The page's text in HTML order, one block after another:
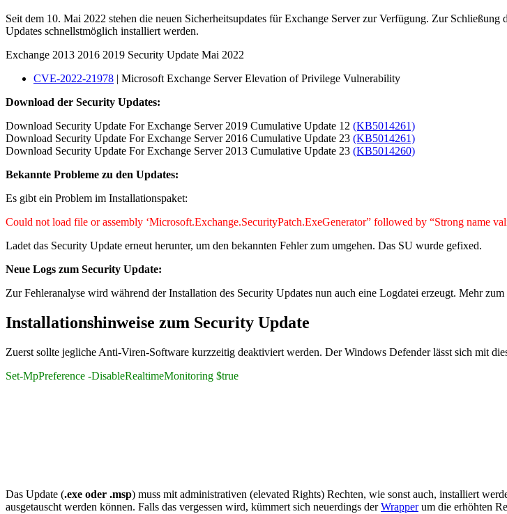
Seit dem 10. Mai 2022 stehen die neuen Sicherheitsupdates für Exchange Server zur Verfügung. Zur
Updates schnellstmöglich installiert werden.
Exchange 2013 2016 2019 Security Update Mai 2022
CVE-2022-21978 | Microsoft Exchange Server Elevation of Privilege Vulnerability
Download der Security Updates:
Download Security Update For Exchange Server 2019 Cumulative Update 12 (KB5014261)
Download Security Update For Exchange Server 2016 Cumulative Update 23 (KB5014261)
Download Security Update For Exchange Server 2013 Cumulative Update 23 (KB5014260)
Bekannte Probleme zu den Updates:
Es gibt ein Problem im Installationspaket:
Could not load file or assembly ‘Microsoft.Exchange.SecurityPatch.ExeGenerator” followed by “Strong name
Ladet das Security Update erneut herunter, um den bekannten Fehler zum umgehen. Das SU wurde gefixed.
Neue Logs zum Security Update:
Zur Fehleranalyse wird während der Installation des Security Updates nun auch eine Logdatei erzeugt. Mehr zum
Installationshinweise zum Security Update
Zuerst sollte jegliche Anti-Viren-Software kurzzeitig deaktiviert werden. Der Windows Defender lässt sich mit
Set-MpPreference -DisableRealtimeMonitoring $true
Das Update (.exe oder .msp) muss mit administrativen (elevated Rights) Rechten, wie sonst auch, installiert
ausgetauscht werden können. Falls das vergessen wird, kümmert sich neuerdings derWrapperum die erhöhten